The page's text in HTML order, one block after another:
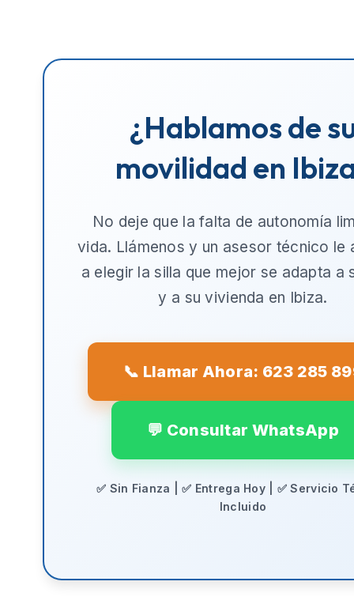
¿Hablamos de
movilidad en
No deje que la falta de autonomía
vida. Llámenos y un asesor técnico le
a elegir la silla que mejor se adapta a
y a su vivienda en Ibiza.
📞 Llamar Ahora: 623 285
💬 Consultar WhatsApp
✅ Sin Fianza | ✅ Entrega Hoy | ✅ Servicio
Incluido